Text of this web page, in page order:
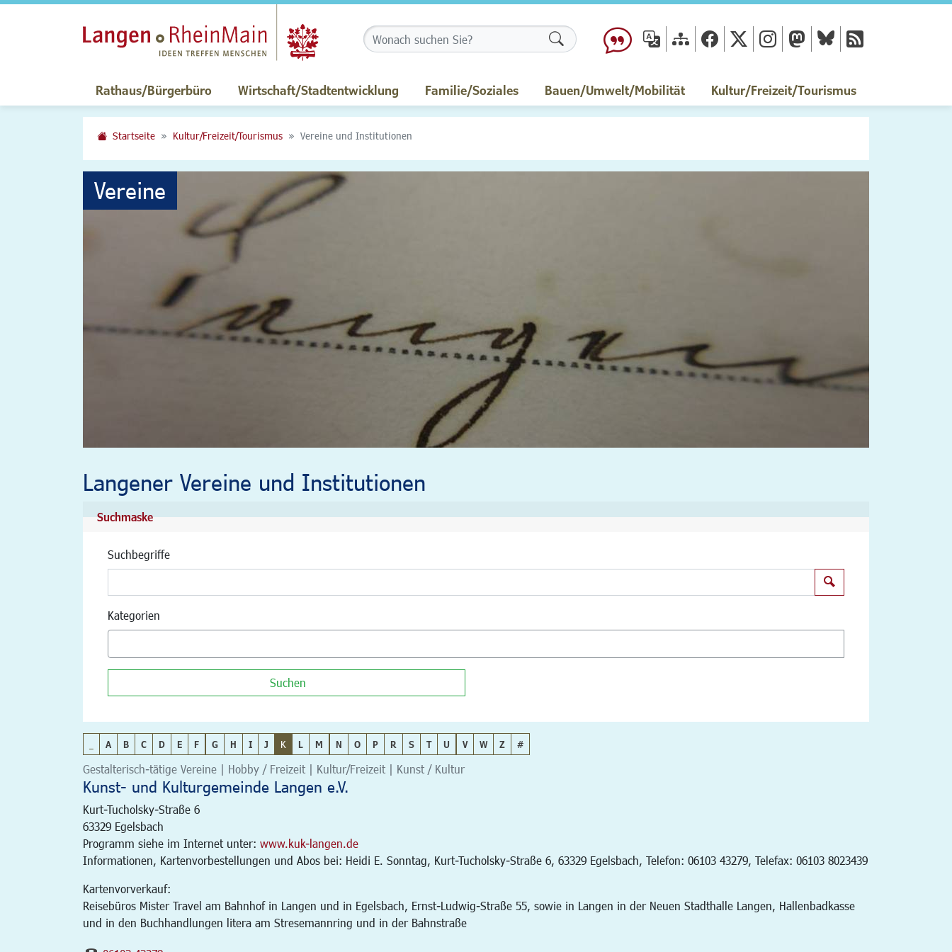
Formularschaltfläche
Rathaus/Bürgerbüro Wirtschaft/Stadtentwicklung Familie/Soziales Bauen/Umwelt/Mobilität Kultur/Freizeit/Tourismus
Startseite Kultur/Freizeit/Tourismus Vereine und Institutionen
Vereine
Langener Vereine und Institutionen
Suchmaske
Suchbegriffe
Kategorien
Suchen
A B C D E F G H I J K L M N O P R S T U V W Z #
Gestalterisch-tätige Vereine | Hobby / Freizeit | Kultur/Freizeit | Kunst / Kultur
Kunst- und Kulturgemeinde Langen e.V.
Kurt-Tucholsky-Straße 6
63329 Egelsbach
Programm siehe im Internet unter: www.kuk-langen.de
Informationen, Kartenvorbestellungen und Abos bei: Heidi E. Sonntag, Kurt-Tucholsky-Straße 6, 63329 Egelsbach, Telefon: 06103 43279, Telefax: 06103 8023439
Kartenvorverkauf:
Reisebüros Mister Travel am Bahnhof in Langen und in Egelsbach, Ernst-Ludwig-Straße 55, sowie in Langen in der Neuen Stadthalle Langen, Hallenbadkasse
und in den Buchhandlungen litera am Stresemannring und in der Bahnstraße